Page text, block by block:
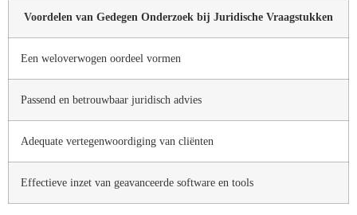
Voordelen van Gedegen Onderzoek bij Juridische Vraagstukken
Een weloverwogen oordeel vormen
Passend en betrouwbaar juridisch advies
Adequate vertegenwoordiging van cliënten
Effectieve inzet van geavanceerde software en tools